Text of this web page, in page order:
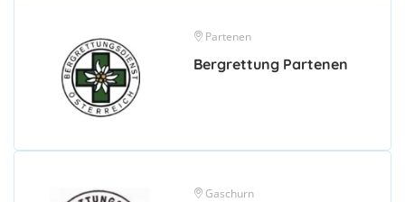
Partenen
Bergrettung Partenen
Gaschurn